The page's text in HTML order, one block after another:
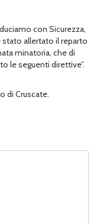
con Sicurezza,
allertato il reparto
minatoria, che di
le seguenti direttive”.
di Cruscate.